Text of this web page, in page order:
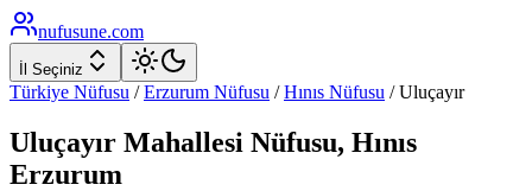
nufusune.com
İl Seçiniz
Türkiye Nüfusu / Erzurum Nüfusu / Hınıs Nüfusu /Uluçayır
Uluçayır Mahallesi Nüfusu, Hınıs
Erzurum